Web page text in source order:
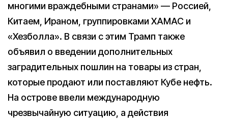
многими враждебными странами» — Россией,
Китаем, Ираном, группировками ХАМАС и
«Хезболла». В связи с этим Трамп также
объявил о введении дополнительных
заградительных пошлин на товары из стран,
которые продают или поставляют Кубе нефть.
На острове ввели международную
чрезвычайную ситуацию, а действия